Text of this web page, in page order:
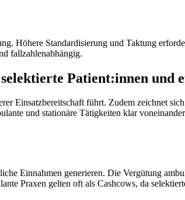
Höhere Standardisierung und Taktung
fallzahlenabhängig.
Patient:innen und
Einsatzbereitschaft führt. Zudem zeichnet
und stationäre Tätigkeiten klar
Einnahmen generieren. Die Vergütung
Praxen gelten oft als Cashcows, da